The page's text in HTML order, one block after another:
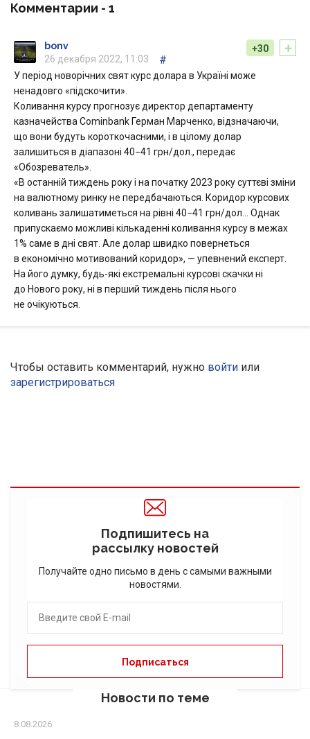
Комментарии - 1
+
+30
bonv
26 декабря 2022, 11:03
#
У період новорічних свят курс долара в Україні може
ненадовго «підскочити».
Коливання курсу прогнозує директор департаменту
казначейства Cominbank Герман Марченко, відзначаючи,
що вони будуть короткочасними, і в цілому долар
залишиться в діапазоні 40−41 грн/дол., передає
«Обозреватель».
«В останній тиждень року і на початку 2023 року суттєві зміни
на валютному ринку не передбачаються. Коридор курсових
коливань залишатиметься на рівні 40−41 грн/дол… Однак
припускаємо можливі кількаденні коливання курсу в межах
1% саме в дні свят. Але долар швидко повернеться
в економічно мотивований коридор», — упевнений експерт.
На його думку, будь-які екстремальні курсові скачки ні
до Нового року, ні в перший тиждень після нього
не очікуються.
Чтобы оставить комментарий, нужно войти или
зарегистрироваться
Подпишитесь на
рассылку новостей
Получайте одно письмо в день с самыми важными
новостями.
Новости по теме
8.08.2026